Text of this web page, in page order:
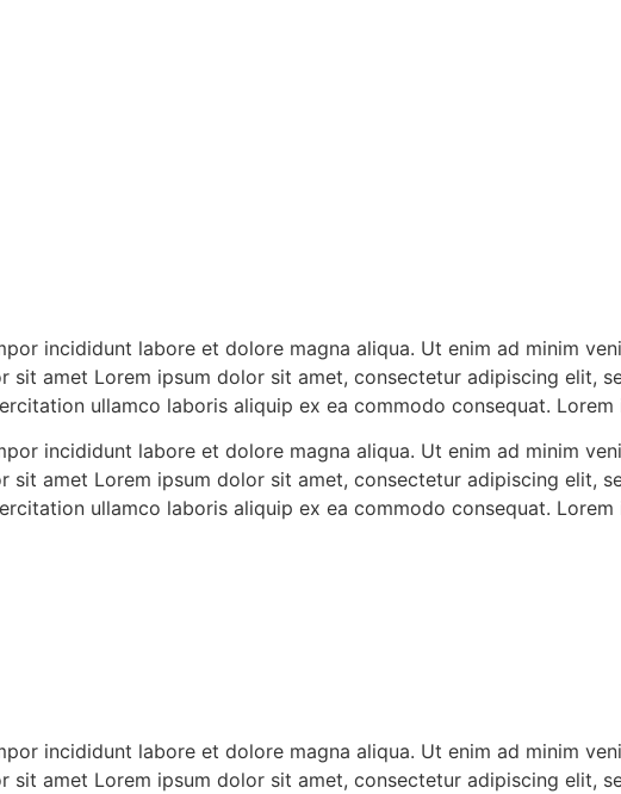
incididunt labore et dolore magna aliqua. Ut enim ad minim
amet Lorem ipsum dolor sit amet, consectetur adipiscing elit,
ullamco laboris aliquip ex ea commodo consequat.
incididunt labore et dolore magna aliqua. Ut enim ad minim
amet Lorem ipsum dolor sit amet, consectetur adipiscing elit,
ullamco laboris aliquip ex ea commodo consequat.
incididunt labore et dolore magna aliqua. Ut enim ad minim
amet Lorem ipsum dolor sit amet, consectetur adipiscing elit,